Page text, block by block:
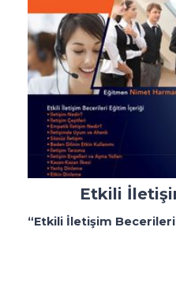
Etkili
“Etkili İletişim